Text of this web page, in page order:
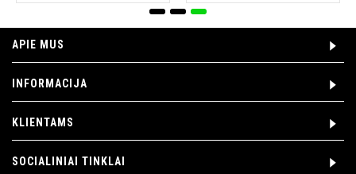
APIE MUS
INFORMACIJA
KLIENTAMS
SOCIALINIAI TINKLAI